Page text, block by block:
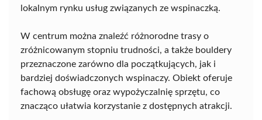
lokalnym rynku usług związanych ze wspinaczką.
W centrum można znaleźć różnorodne trasy o
zróżnicowanym stopniu trudności, a także bouldery
przeznaczone zarówno dla początkujących, jak i
bardziej doświadczonych wspinaczy. Obiekt oferuje
fachową obsługę oraz wypożyczalnię sprzętu, co
znacząco ułatwia korzystanie z dostępnych atrakcji.